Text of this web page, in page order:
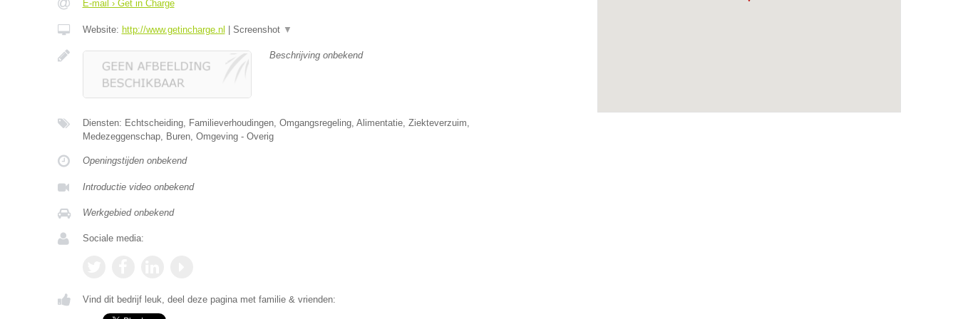
E-mail › Get in Charge
Website: http://www.getincharge.nl Screenshot ▼
Beschrijving onbekend
Diensten: Echtscheiding, Familieverhoudingen, Omgangsregeling, Alimentatie, Ziekteverzuim,
Medezeggenschap, Buren, Omgeving - Overig
Openingstijden onbekend
Introductie video onbekend
Werkgebied onbekend
Sociale media:
Vind dit bedrijf leuk, deel deze pagina met familie & vrienden: